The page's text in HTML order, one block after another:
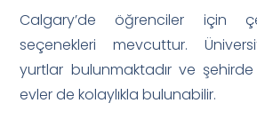
Calgary’de öğrenciler için
seçenekleri mevcuttur.
yurtlar bulunmaktadır ve şehirde
evler de kolaylıkla bulunabilir.